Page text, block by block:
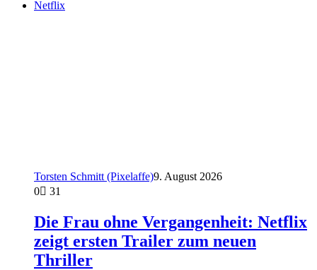
Netflix
Torsten Schmitt (Pixelaffe)9. August 2026
0
31
Die Frau ohne Vergangenheit: Netflix
zeigt ersten Trailer zum neuen
Thriller